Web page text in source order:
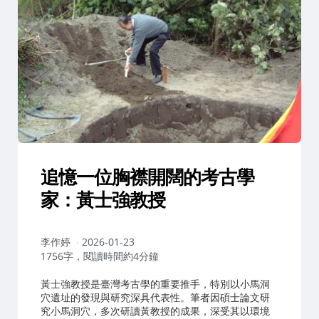
追憶一位胸襟開闊的考古學
家：黃士強教授
作
者：
李作婷
2026-01-23
1756字，閱讀時間約4分鐘
黃士強教授是臺灣考古學的重要推手，特別以小馬洞
穴遺址的發現與研究深具代表性。筆者因碩士論文研
究小馬洞穴，多次研讀黃教授的成果，深受其以環境